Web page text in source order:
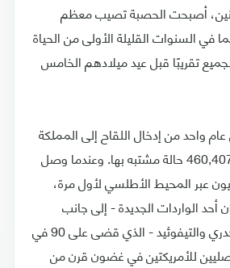
أصبحت الحصبة تصيب معظم
في السنوات القليلة الأولى من الحياة
تقريبًا قبل عيد ميلادهم الخامس
1967، قبل عام واحد من إدخال اللقاح إلى المملكة
المتحدة، كان هناك 460,407 حالة مشتبه بها. وعندما وصل
عبر المحيط الأطلسي لأول مرة،
أحد الواردات الجديدة - إلى جانب
أمراض أخرى مثل الجدري والتيفوئيد - الذي قضى على 90 في
للأمريكتين في غضون قرن من